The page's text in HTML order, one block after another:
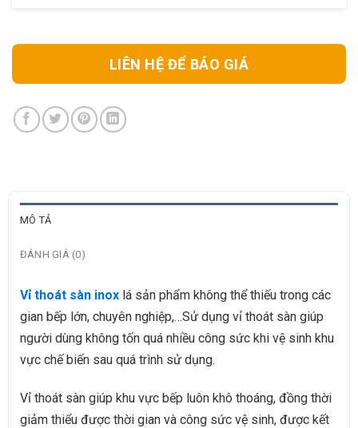
LIÊN HỆ ĐỂ BÁO GIÁ
MÔ TẢ
ĐÁNH GIÁ (0)
Vỉ thoát sàn inox lá sản phẩm không thể thiếu trong các
gian bếp lớn, chuyên nghiệp,…Sử dụng vỉ thoát sàn giúp
người dùng không tốn quá nhiều công sức khi vệ sinh khu
vực chế biến sau quá trình sử dụng.
Vỉ thoát sàn giúp khu vực bếp luôn khô thoáng, đồng thời
giảm thiểu được thời gian và công sức vệ sinh, được kết